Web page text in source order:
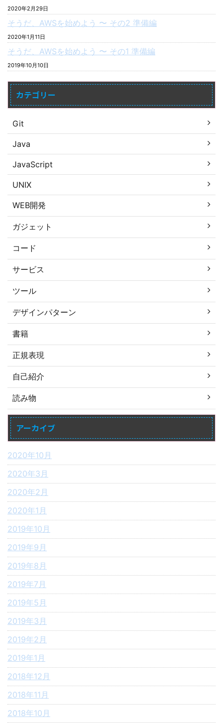
2020年2月29日
そうだ、AWSを始めよう 〜 その2 準備編
2020年1月11日
そうだ、AWSを始めよう 〜 その1 準備編
2019年10月10日
カテゴリー
Git
Java
JavaScript
UNIX
WEB開発
ガジェット
コード
サービス
ツール
デザインパターン
書籍
正規表現
自己紹介
読み物
アーカイブ
2020年10月
2020年3月
2020年2月
2020年1月
2019年10月
2019年9月
2019年8月
2019年7月
2019年5月
2019年3月
2019年2月
2019年1月
2018年12月
2018年11月
2018年10月